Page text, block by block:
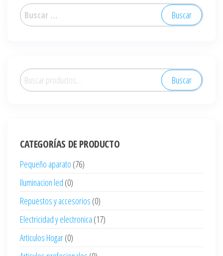
Buscar:
Buscar
por:
Buscar
CATEGORÍAS DE PRODUCTO
Pequeño aparato (76)
Iluminacion led (0)
Repuestos y accesorios (0)
Electricidad y electronica (17)
Articulos Hogar(0)